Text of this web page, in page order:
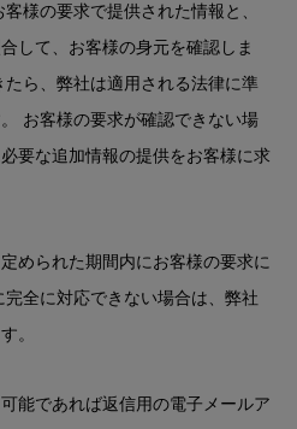
様の要求で提供された情報と、
して、お客様の身元を確認しま
ら、弊社は適用される法律に準
お客様の要求が確認できない場
要な追加情報の提供をお客様に求
められた期間内にお客様の要求に
全に対応できない場合は、弊社
。
能であれば返信用の電子メールア